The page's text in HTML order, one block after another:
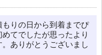
りの日から到着までぴ
てでしたが思ったより
ありがとうございまし